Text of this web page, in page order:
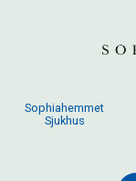
Sophiahemmet
Sjukhus